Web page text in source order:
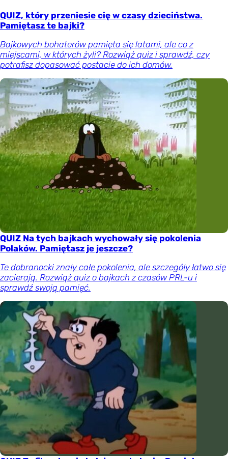
QUIZ, który przeniesie cię w czasy dzieciństwa.
Pamiętasz te bajki?
Bajkowych bohaterów pamięta się latami, ale co z
miejscami, w których żyli? Rozwiąż quiz i sprawdź, czy
potrafisz dopasować postacie do ich domów.
QUIZ Na tych bajkach wychowały się pokolenia
Polaków. Pamiętasz je jeszcze?
Te dobranocki znały całe pokolenia, ale szczegóły łatwo się
zacierają. Rozwiąż quiz o bajkach z czasów PRL-u i
sprawdź swoją pamięć.